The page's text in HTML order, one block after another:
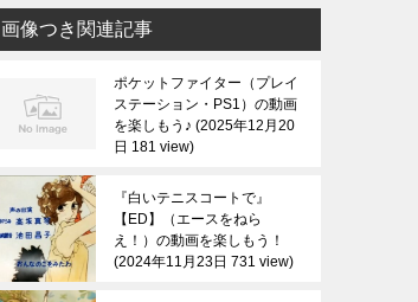
画像つき関連記事
ポケットファイター（プレイ
ステーション・PS1）の動画
を楽しもう♪ 2025年12月20
日 181 view
『白いテニスコートで』
【ED】（エースをねら
え！）の動画を楽しもう！
2024年11月23日 731 view